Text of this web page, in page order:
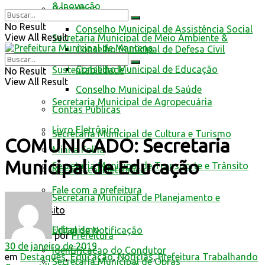
Conselhos
Conselho Municipal de Assistência Social
Conselho Municipal de Defesa Civil
Conselho Municipal de Educação
Conselho Municipal de Saúde
Contas Públicas
Livro Eletrônico
Minha Folha
Nota Fiscal Eletrônica
Fale com a prefeitura
Trânsito
Edital de Notificação
Identificacao do Condutor
& Inovação
Secretaria Municipal de Meio Ambiente &
Sustentabilidade
Secretaria Municipal de Agropecuária
Secretaria Municipal de Cultura e Turismo
Secretaria Municipal de Transporte e Trânsito
Secretaria Municipal de Planejamento e
Urbanismo
Secretaria Municipal de Obras
No Result
View All Result
No Result
View All Result
COMUNICADO: Secretaria
Municipal de Educação
por Prefeitura
30 de janeiro de 2019
em Destaques,Educação,Notícias,Prefeitura Trabalhando